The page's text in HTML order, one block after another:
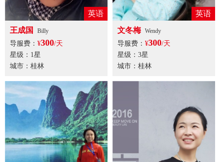
英语
王成国
Billy
导服费： ¥300/天
星级：1星
城市：桂林
英语
文冬梅 Wendy
导服费： ¥300/天
星级：3星
城市：桂林